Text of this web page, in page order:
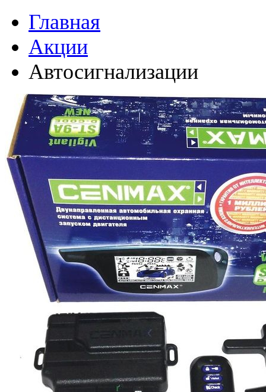
Главная
Акции
Автосигнализации